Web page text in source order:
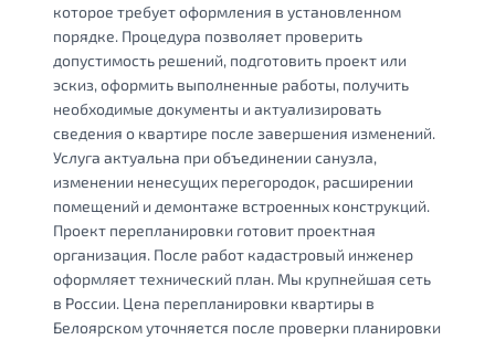
которое требует оформления в установленном
порядке. Процедура позволяет проверить
допустимость решений, подготовить проект или
эскиз, оформить выполненные работы, получить
необходимые документы и актуализировать
сведения о квартире после завершения изменений.
Услуга актуальна при объединении санузла,
изменении ненесущих перегородок, расширении
помещений и демонтаже встроенных конструкций.
Проект перепланировки готовит проектная
организация. После работ кадастровый инженер
оформляет технический план. Мы крупнейшая сеть
в России. Цена перепланировки квартиры в
Белоярском уточняется после проверки планировки